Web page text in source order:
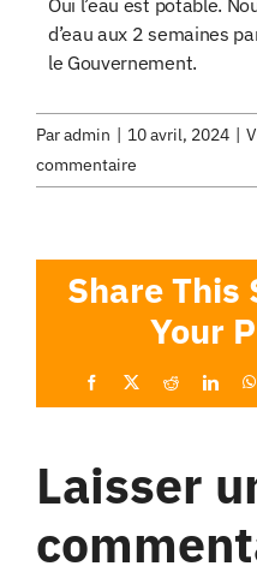
Activités
Restauration
Oui l’eau est potable.
d’eau aux 2 semaines
le Gouvernement.
Paradmin | 10 avril, 2024 |
commentaire
Share This
Your
Facebook Reddit
Laisser